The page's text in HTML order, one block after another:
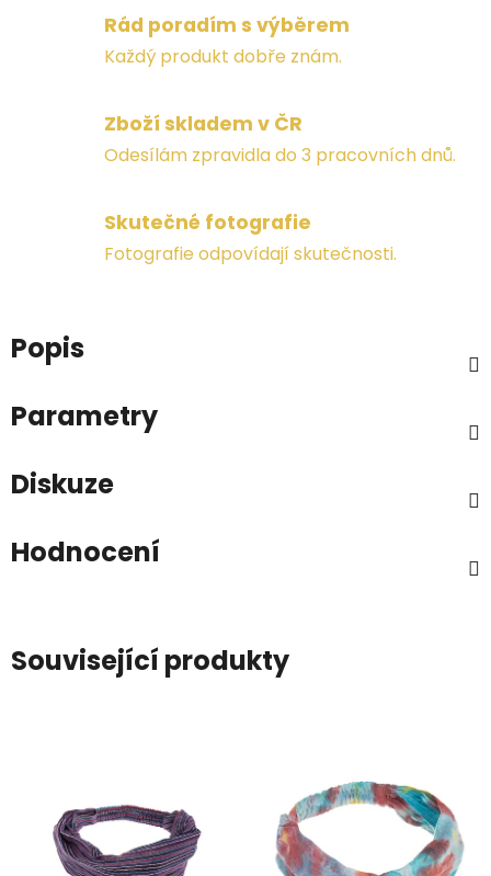
Rád poradím s výběrem
Každý produkt dobře znám.
Zboží skladem v ČR
Odesílám zpravidla do 3 pracovních dnů.
Skutečné fotografie
Fotografie odpovídají skutečnosti.
Popis
Parametry
Diskuze
Hodnocení
Související produkty